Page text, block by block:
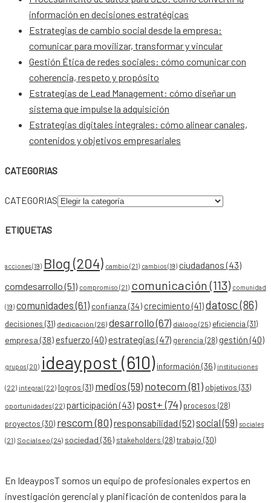
información en decisiones estratégicas
Estrategias de cambio social desde la empresa:
comunicar para movilizar, transformar y vincular
Gestión Ética de redes sociales: cómo comunicar con
coherencia, respeto y propósito
Estrategias de Lead Management: cómo diseñar un
sistema que impulse la adquisición
Estrategias digitales integrales: cómo alinear canales,
contenidos y objetivos empresariales
CATEGORIAS
CATEGORIAS
ETIQUETAS
acciones(19) Blog (204) cambio (21) cambios(19) ciudadanos (43)
comdesarrollo(51) compromiso (21) comunicación(113) comunidad
(19) comunidades(61) confianza (34) crecimiento (41)datosc(86)
decisiones (31) dedicación (26) desarrollo(67) diálogo (25) eficiencia (31)
empresa (38) esfuerzo (40)estrategias(47) gerencia (28) gestión (40)
grupos(20) ideaypost (610) información (36) instituciones
(22) integral (22) logros (31) medios(59) notecom(81) objetivos (33)
oportunidades(22) participación (43) post+(74) procesos (28)
proyectos (30) rescom(80)responsabilidad(52)social(59) sociales
(21) Socialseo (24) sociedad (36) stakeholders (28)trabajo (30)
En IdeayposT somos un equipo de profesionales expertos en
investigación gerencial y planificación de contenidos para la